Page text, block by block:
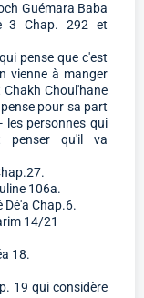
Guémara Baba
3 Chap. 292 et
pense que c'est
vienne à manger
Choul'hane
pour sa part
les personnes qui
penser qu'il va
106a.
Dé'a Chap.6.
14/21
18.
19 qui considère